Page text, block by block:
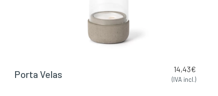
Porta Velas 14,43€
(IVA incl.)